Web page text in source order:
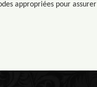
appropriées pour assurer